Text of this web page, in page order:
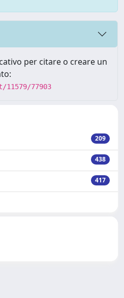
per citare o creare un
77903
209
438
417